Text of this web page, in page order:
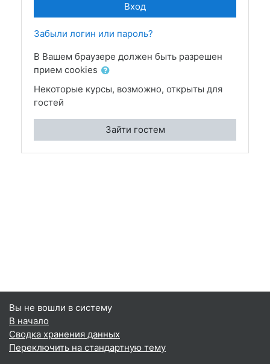
Вход
Забыли логин или пароль?
В Вашем браузере должен быть разрешен
прием cookies
Некоторые курсы, возможно, открыты для
гостей
Зайти гостем
Вы не вошли в систему
В начало
Сводка хранения данных
Переключить на стандартную тему